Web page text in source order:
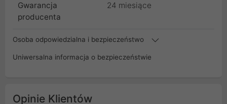
Gwarancja
producenta
24 miesiące
Osoba odpowiedzialna i bezpieczeństwo
Uniwersalna informacja o bezpieczeństwie
Opinie Klientów